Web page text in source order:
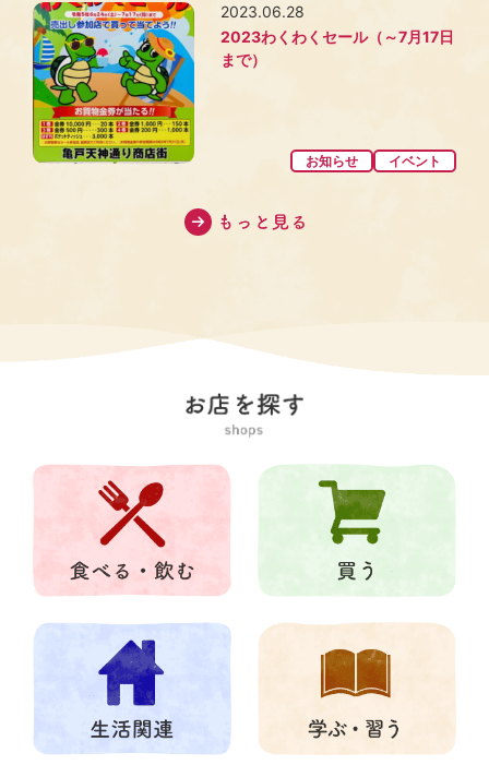
2023.06.28
2023わくわくセール（～7月17日
まで）
お知らせ イベント